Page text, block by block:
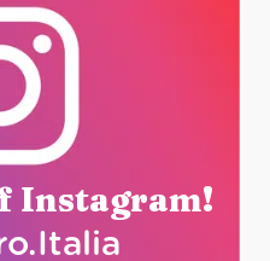
Instagram!